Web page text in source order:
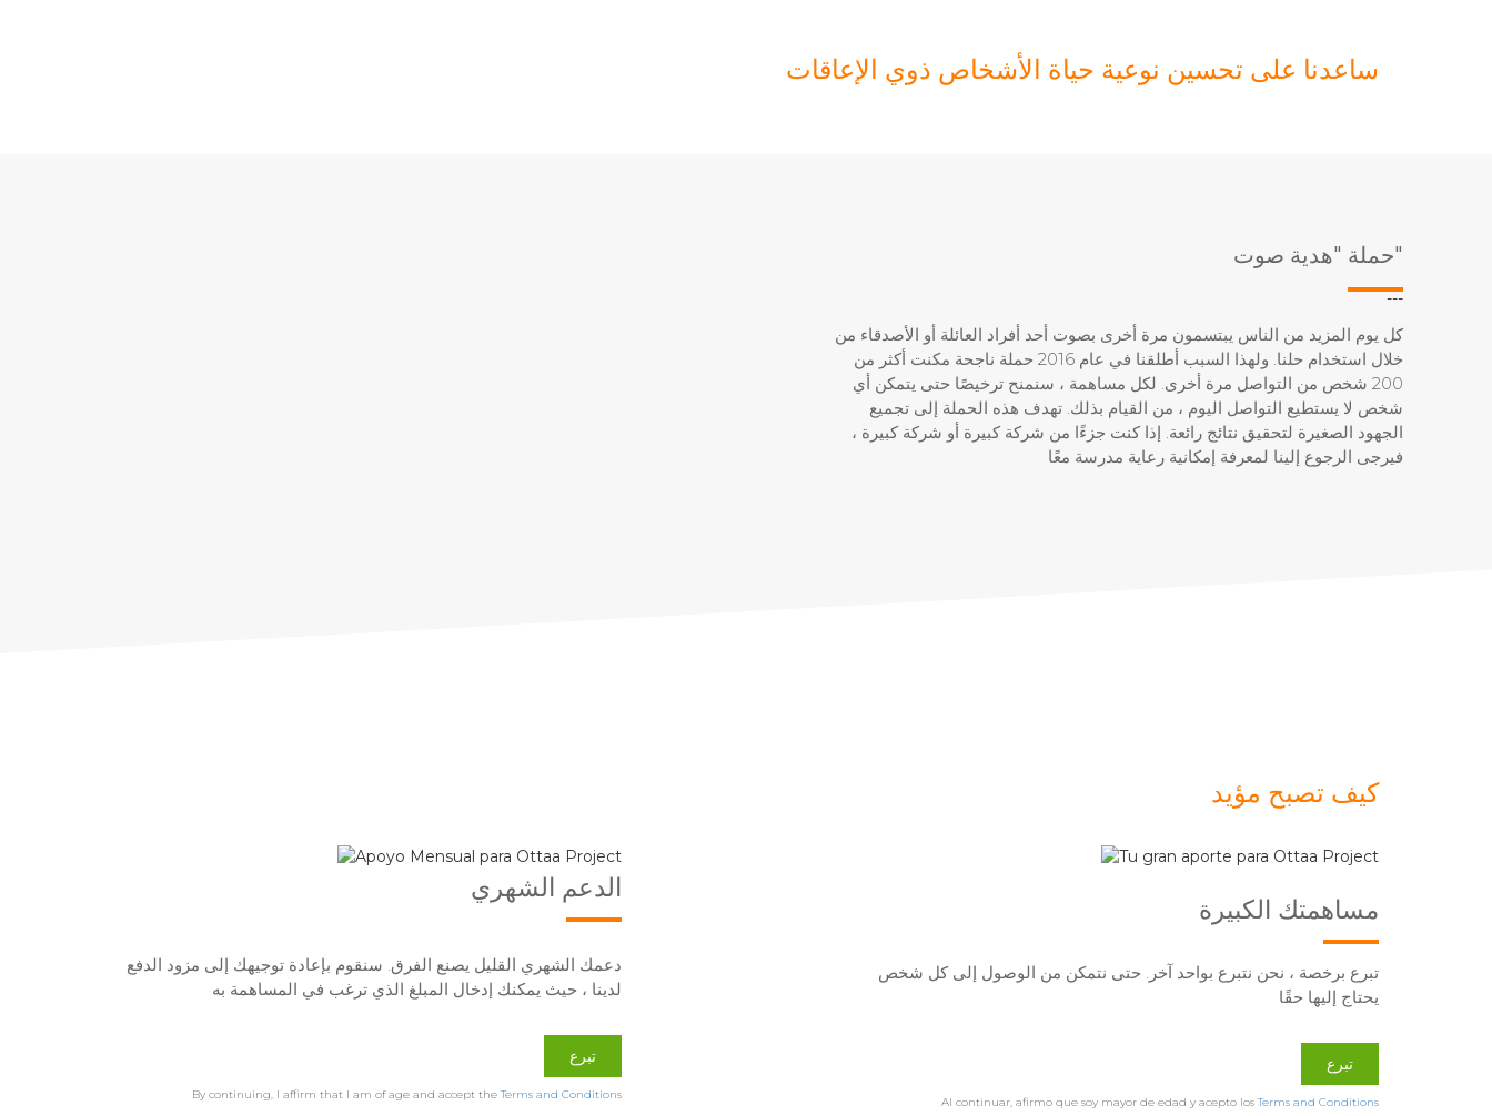
ساعدنا على تحسين نوعية حياة الأشخاص ذوي الإعاقات
حملة "هدية صوت"
---
كل يوم المزيد من الناس يبتسمون مرة أخرى بصوت أحد أفراد العائلة أو الأصدقاء من
خلال استخدام حلنا. ولهذا السبب أطلقنا في عام 2016 حملة ناجحة مكنت أكثر من
200 شخص من التواصل مرة أخرى. لكل مساهمة ، سنمنح ترخيصًا حتى يتمكن أي
شخص لا يستطيع التواصل اليوم ، من القيام بذلك. تهدف هذه الحملة إلى تجميع
الجهود الصغيرة لتحقيق نتائج رائعة. إذا كنت جزءًا من شركة كبيرة أو شركة كبيرة ،
فيرجى الرجوع إلينا لمعرفة إمكانية رعاية مدرسة معًا
كيف تصبح مؤيد
الدعم الشهري
دعمك الشهري القليل يصنع الفرق. سنقوم بإعادة توجيهك إلى مزود الدفع
لدينا ، حيث يمكنك إدخال المبلغ الذي ترغب في المساهمة به
تبرع
By continuing, I affirm that I am of age and accept theTerms and Conditions
مساهمتك الكبيرة
تبرع برخصة ، نحن نتبرع بواحد آخر. حتى نتمكن من الوصول إلى كل شخص
يحتاج إليها حقًا
تبرع
Al continuar, afirmo que soy mayor de edad y acepto losTerms and Conditions